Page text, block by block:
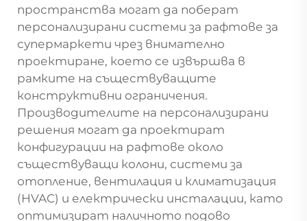
пространства могат да поберат
персонализирани системи за рафтове за
супермаркети чрез внимателно
проектиране, което се извършва в
рамките на съществуващите
конструктивни ограничения.
Производителите на персонализирани
решения могат да проектират
конфигурации на рафтове около
съществуващи колони, системи за
отопление, вентилация и климатизация
(HVAC) и електрически инсталации, като
оптимизират наличното подово